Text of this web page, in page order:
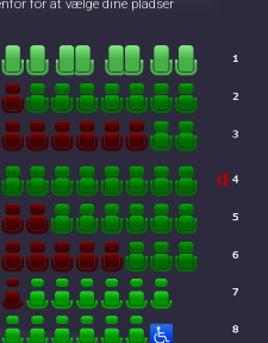
for at vælge dine pladser